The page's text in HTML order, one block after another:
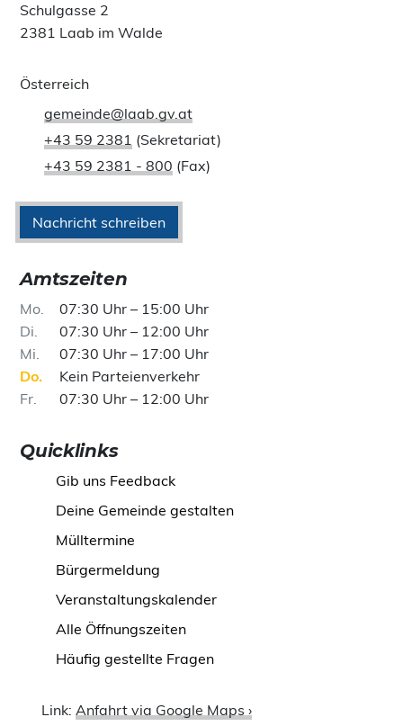
Schulgasse 2
2381 Laab im Walde
Österreich
gemeinde@laab.gv.at
+43 59 2381 (Sekretariat)
+43 59 2381 - 800 (Fax)
Nachricht schreiben
Amtszeiten
Mo
07:30 Uhr – 15:00 Uhr
Di
07:30 Uhr – 12:00 Uhr
Mi
07:30 Uhr – 17:00 Uhr
Do
Kein Parteienverkehr
Fr
07:30 Uhr – 12:00 Uhr
Quicklinks
Gib uns Feedback
Deine Gemeinde gestalten
Mülltermine
Bürgermeldung
Veranstaltungskalender
Alle Öffnungszeiten
Häufig gestellte Fragen
Link:Anfahrt via Google Maps ›